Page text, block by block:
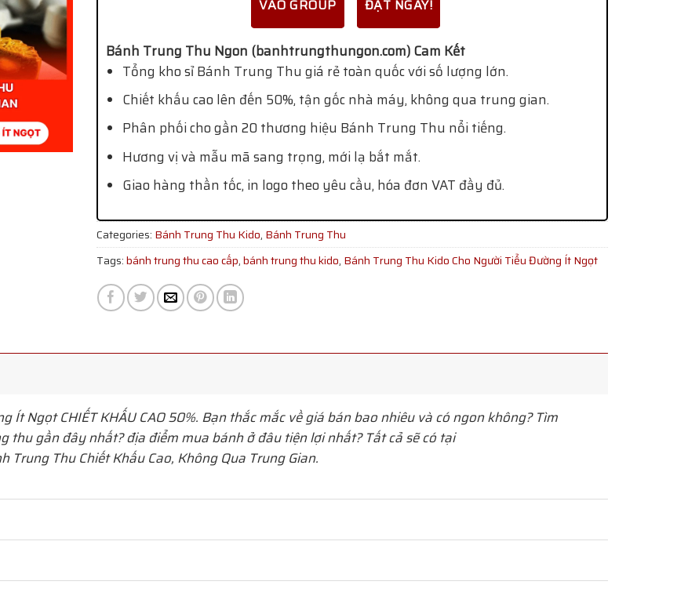
VÀO GROUP ĐẶT NGAY!
Bánh Trung Thu Ngon (banhtrungthungon.com) Cam Kết
Tổng kho sỉ Bánh Trung Thu giá rẻ toàn quốc với số lượng lớn.
Chiết khấu cao lên đến 50%, tận gốc nhà máy, không qua trung gian.
Phân phối cho gần 20 thương hiệu Bánh Trung Thu nổi tiếng.
Hương vị và mẫu mã sang trọng, mới lạ bắt mắt.
Giao hàng thần tốc, in logo theo yêu cầu, hóa đơn VAT đầy đủ.
Categories: Bánh Trung Thu Kido, Bánh Trung Thu
Tags:bánh trung thu cao cấp,bánh trung thu kido, Bánh Trung Thu Kido Cho Người Tiểu Đường Ít Ngọt
Ít NgọtCHIẾT KHẤU CAO 50%. Bạn thắc mắc về giá bán bao nhiêu và có ngon không? Tìm
thu gần đây nhất? địa điểm mua bánh ở đâu tiện lợi nhất? Tất cả sẽ có tại
Thu Chiết Khấu Cao, Không Qua Trung Gian.